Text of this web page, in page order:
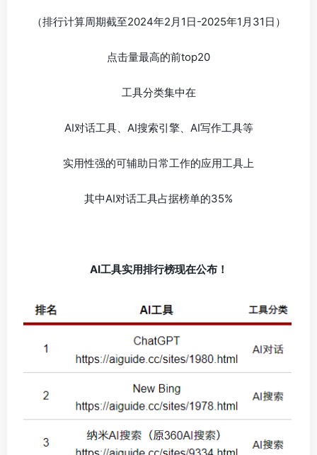
（排行计算周期截至2024年2月1日-2025年1月31日）
点击量最高的前top20
工具分类集中在
AI对话工具、AI搜索引擎、AI写作工具等
实用性强的可辅助日常工作的应用工具上
其中AI对话工具占据榜单的35%
AI工具实用排行榜现在公布！